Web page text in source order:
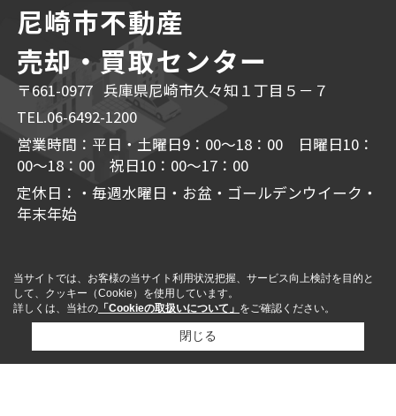
尼崎市不動産
売却・買取センター
〒661-0977 兵庫県尼崎市久々知１丁目５－７
TEL.06-6492-1200
営業時間：平日・土曜日9：00～18：00 日曜日10：
00～18：00 祝日10：00～17：00
定休日：・毎週水曜日・お盆・ゴールデンウイーク・
年末年始
当サイトでは、お客様の当サイト利用状況把握、サービス向上検討を目的と
して、クッキー（Cookie）を使用しています。
詳しくは、当社の 「Cookieの取扱いについて」 をご確認ください。
閉じる